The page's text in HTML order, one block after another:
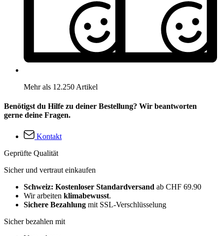
Mehr als 12.250 Artikel
Benötigst du Hilfe zu deiner Bestellung? Wir beantworten
gerne deine Fragen.
Kontakt
Geprüfte Qualität
Sicher und vertraut einkaufen
Schweiz: Kostenloser Standardversand ab CHF 69.90
Wir arbeiten klimabewusst.
Sichere Bezahlung mit SSL-Verschlüsselung
Sicher bezahlen mit